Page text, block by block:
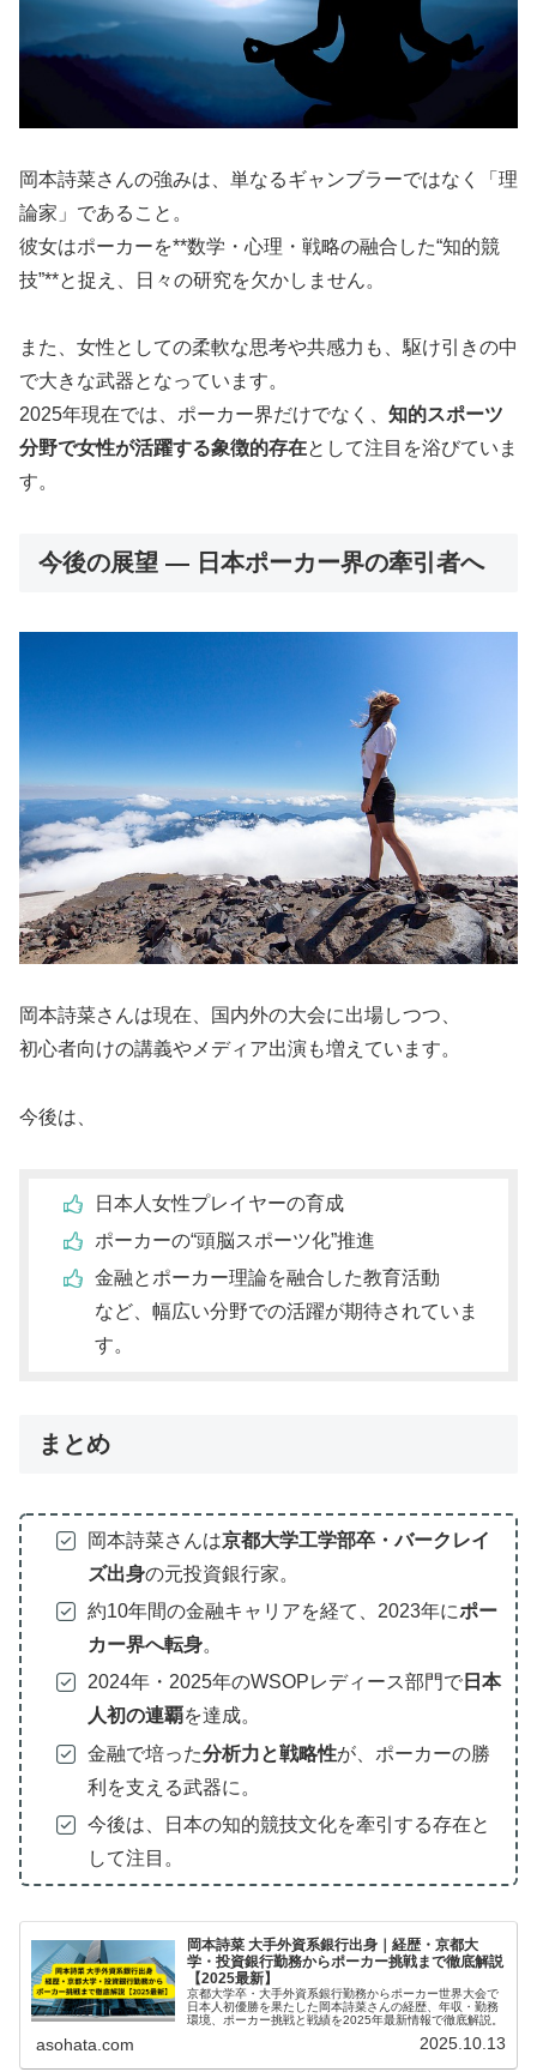
岡本詩菜さんの強みは、単なるギャンブラーではなく「理
論家」であること。
彼女はポーカーを**数学・心理・戦略の融合した“知的競
技”**と捉え、日々の研究を欠かしません。
また、女性としての柔軟な思考や共感力も、駆け引きの中
で大きな武器となっています。
2025年現在では、ポーカー界だけでなく、 知的スポーツ
分野で女性が活躍する象徴的存在として注目を浴びていま
す。
今後の展望 ― 日本ポーカー界の牽引者へ
岡本詩菜さんは現在、国内外の大会に出場しつつ、
初心者向けの講義やメディア出演も増えています。
今後は、
日本人女性プレイヤーの育成
ポーカーの“頭脳スポーツ化”推進
金融とポーカー理論を融合した教育活動
など、幅広い分野での活躍が期待されていま
す。
まとめ
岡本詩菜さんは京都大学工学部卒・バークレイ
ズ出身の元投資銀行家。
約10年間の金融キャリアを経て、2023年にポー
カー界へ転身。
2024年・2025年のWSOPレディース部門で日本
人初の連覇を達成。
金融で培った分析力と戦略性が、ポーカーの勝
利を支える武器に。
今後は、日本の知的競技文化を牽引する存在と
して注目。
岡本詩菜 大手外資系銀行出身｜経歴・京都大
学・投資銀行勤務からポーカー挑戦まで徹底解説
【2025最新】
京都大学卒・大手外資系銀行勤務からポーカー世界大会で
日本人初優勝を果たした岡本詩菜さんの経歴、年収・勤務
環境、ポーカー挑戦と戦績を2025年最新情報で徹底解説。
asohata.com 2025.10.13